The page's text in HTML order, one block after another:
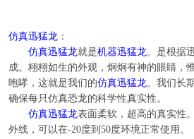
仿真迅猛龙 ：
仿真迅猛龙就是机器迅猛龙。是根据
成。栩栩如生的外观，炯炯有神的眼睛，
咆哮，这就是我们的仿真迅猛龙。我们长
确保每只仿真恐龙的科学性真实性。
仿真迅猛龙表面柔软，超高的真实性
外线，可以在-20度到 50度环境正常使用。